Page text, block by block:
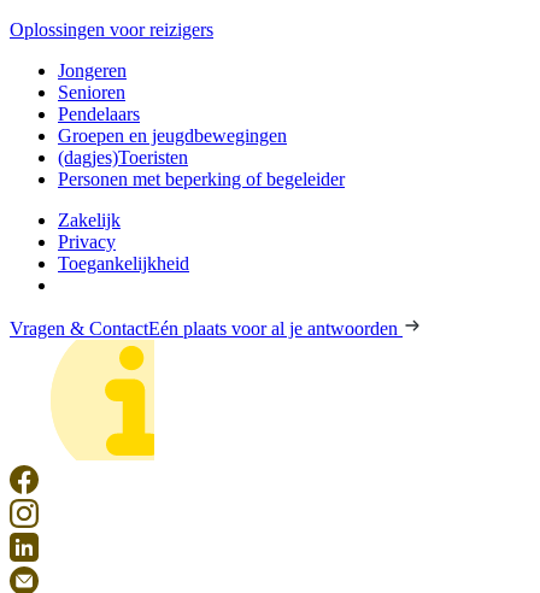
Oplossingen voor reizigers
Jongeren
Senioren
Pendelaars
Groepen en jeugdbewegingen
(dagjes)Toeristen
Personen met beperking of begeleider
Zakelijk
Privacy
Toegankelijkheid
Vragen & ContactEén plaats voor al je antwoorden